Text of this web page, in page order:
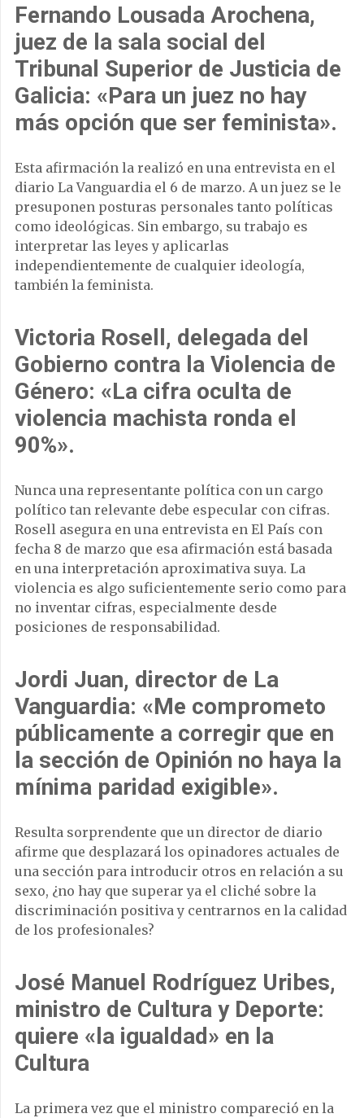
Fernando Lousada Arochena,
juez de la sala social del
Tribunal Superior de Justicia de
Galicia: «Para un juez no hay
más opción que ser feminista».
Esta afirmación la realizó en una entrevista en el
diario La Vanguardia el 6 de marzo. A un juez se le
presuponen posturas personales tanto políticas
como ideológicas. Sin embargo, su trabajo es
interpretar las leyes y aplicarlas
independientemente de cualquier ideología,
también la feminista.
Victoria Rosell, delegada del
Gobierno contra la Violencia de
Género: «La cifra oculta de
violencia machista ronda el
90%».
Nunca una representante política con un cargo
político tan relevante debe especular con cifras.
Rosell asegura en una entrevista en El País con
fecha 8 de marzo que esa afirmación está basada
en una interpretación aproximativa suya. La
violencia es algo suficientemente serio como para
no inventar cifras, especialmente desde
posiciones de responsabilidad.
Jordi Juan, director de La
Vanguardia: «Me comprometo
públicamente a corregir que en
la sección de Opinión no haya la
mínima paridad exigible».
Resulta sorprendente que un director de diario
afirme que desplazará los opinadores actuales de
una sección para introducir otros en relación a su
sexo, ¿no hay que superar ya el cliché sobre la
discriminación positiva y centrarnos en la calidad
de los profesionales?
José Manuel Rodríguez Uribes,
ministro de Cultura y Deporte:
quiere «la igualdad» en la
Cultura
La primera vez que el ministro compareció en la